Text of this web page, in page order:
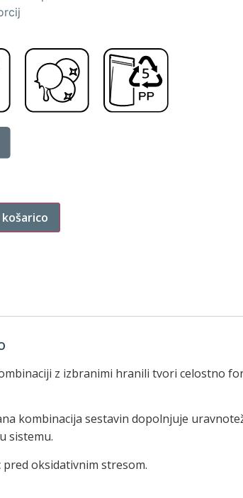
z izbranimi hranili tvori celostno
kombinacija sestavin dopolnjuje
sistemu.
oksidativnim stresom.